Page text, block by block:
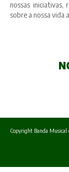
nossas iniciativas,
sobre a nossa vida
Copyright Banda Musical